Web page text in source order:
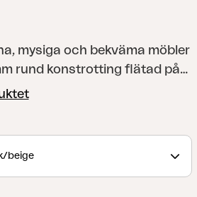
mysiga och bekväma möbler
rund konstrotting flätad på
Sittdynor i olefintyg till
beige